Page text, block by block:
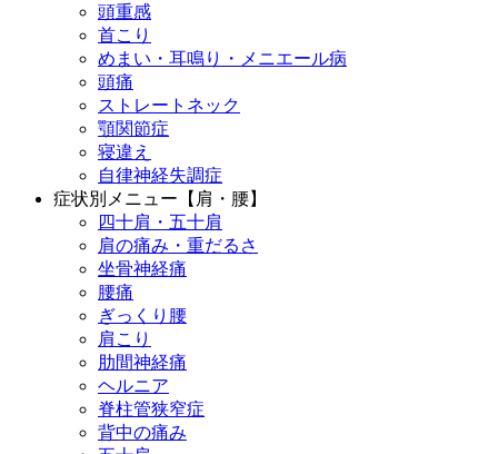
頭重感
首こり
めまい・耳鳴り・メニエール病
頭痛
ストレートネック
顎関節症
寝違え
自律神経失調症
症状別メニュー【肩・腰】
四十肩・五十肩
肩の痛み・重だるさ
坐骨神経痛
腰痛
ぎっくり腰
肩こり
肋間神経痛
ヘルニア
脊柱管狭窄症
背中の痛み